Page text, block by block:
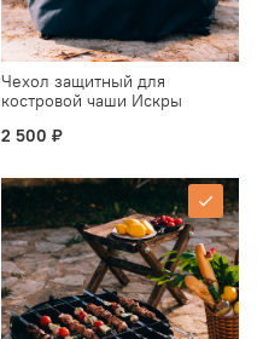
Чехол защитный для
костровой чаши Искры
2 500 ₽